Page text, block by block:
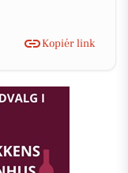
Kopiér link